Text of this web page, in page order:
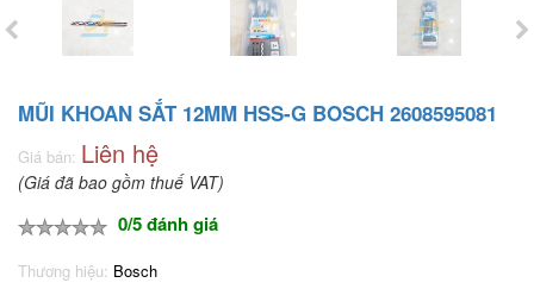
MŨI KHOAN SẮT 12MM HSS-G BOSCH 2608595081
Giá bán: Liên hệ
(Giá đã bao gồm thuế VAT)
0/5 đánh giá
Thương hiệu: Bosch